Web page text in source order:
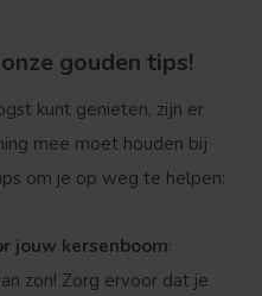
gouden tips!
kunt genieten, zijn er
mee moet houden bij
om je op weg te helpen:
jouw kersenboom:
zon! Zorg ervoor dat je